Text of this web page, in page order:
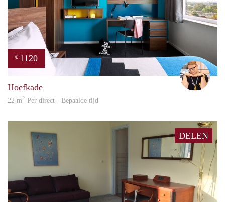
€ 1120
Hoefkade
22 m2 Per direct - Bepaalde tijd
DELEN